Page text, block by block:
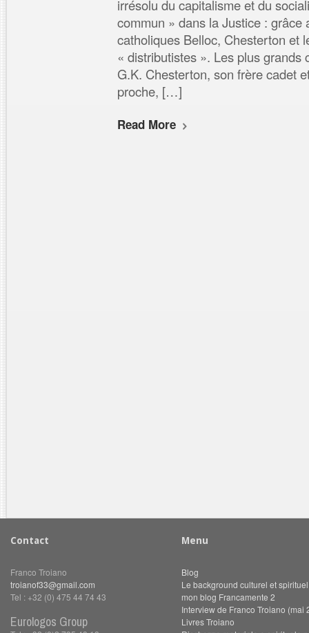
irrésolu du capitalisme et du
commun » dans la Justice : grâce
catholiques Belloc, Chesterton et
« distributistes ». Les plus grands
G.K. Chesterton, son frère cadet
proche, […]
Read More
Contact
Franco Troiano
troianof33@gmail.com
Tel : +32 (0) 475 44 74 43
Eurologos Group
Menu
Blog
Le background culturel et
mon blog Francamente 2
Interview de Franco Troiano (mai
Livres Troiano